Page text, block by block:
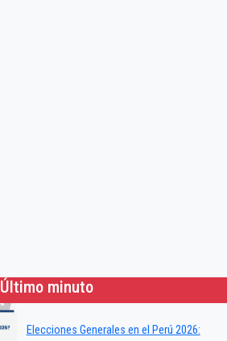
Último minuto
Elecciones Generales en el Perú 2026: